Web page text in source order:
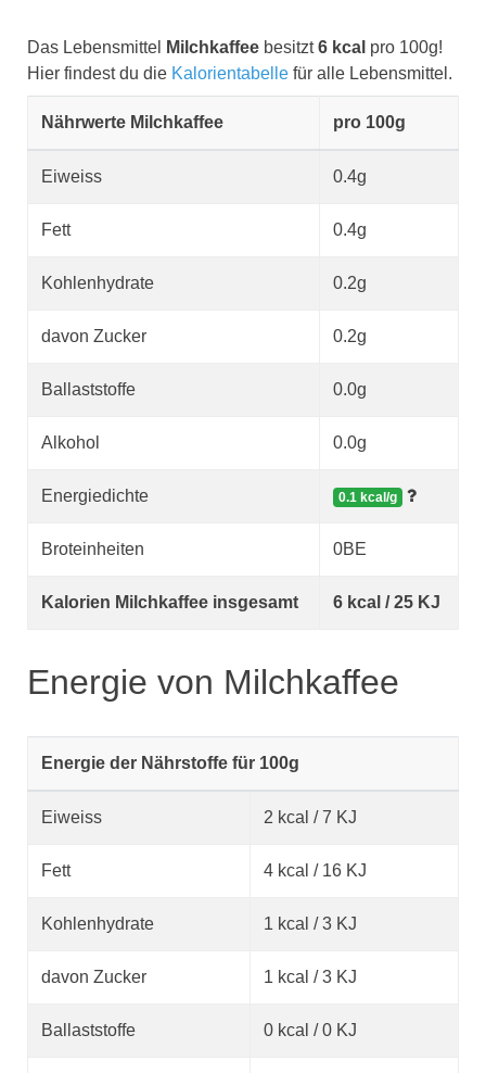
Das Lebensmittel Milchkaffee besitzt6 kcal pro 100g!
Hier findest du die Kalorientabelle für alle Lebensmittel.
Nährwerte Milchkaffee pro 100g
Eiweiss 0.4g
Fett 0.4g
Kohlenhydrate 0.2g
davon Zucker 0.2g
Ballaststoffe 0.0g
Alkohol 0.0g
Energiedichte 0.1 kcal/g
Broteinheiten 0BE
Kalorien Milchkaffee insgesamt 6 kcal / 25 KJ
Energie von Milchkaffee
Energie der Nährstoffe für 100g
Eiweiss 2 kcal / 7 KJ
Fett 4 kcal / 16 KJ
Kohlenhydrate 1 kcal / 3 KJ
davon Zucker 1 kcal / 3 KJ
Ballaststoffe 0 kcal / 0 KJ